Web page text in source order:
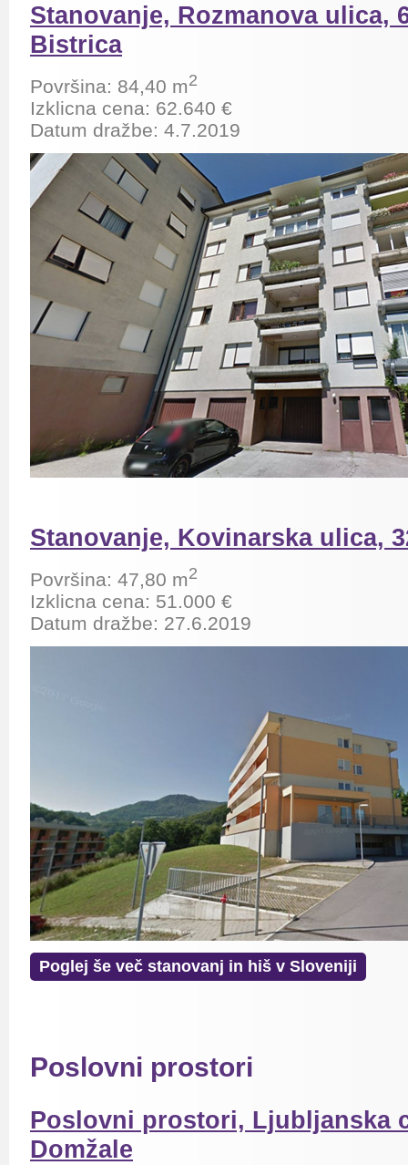
Stanovanje, Rozmanova ulica,
Bistrica
Površina: 84,40 m2
Izklicna cena: 62.640 €
Datum dražbe: 4.7.2019
Stanovanje, Kovinarska ulica,
Površina: 47,80 m2
Izklicna cena: 51.000 €
Datum dražbe: 27.6.2019
Poglej še več stanovanj in hiš v Sloveniji
Poslovni prostori
Poslovni prostori, Ljubljanska
Domžale